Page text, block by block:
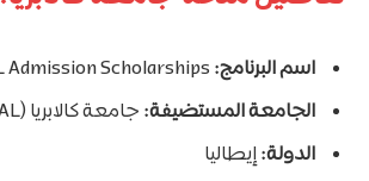
اسم البرنامج:
الجامعة المستضيفة: جامعة كالابريا (UNICAL)
الدولة:إيطاليا